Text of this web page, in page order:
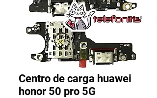
Centro de carga huawei
honor 50 pro 5G